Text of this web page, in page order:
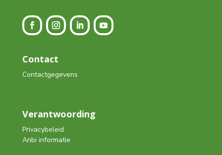
Contact
Contactgegevens
Verantwoording
Privacybeleid
Anbi informatie